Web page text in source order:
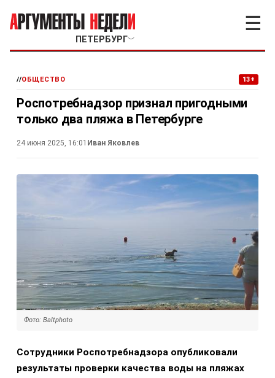
ПЕТЕРБУРГ﹀
☰
//ОБЩЕСТВО 13+
Роспотребнадзор признал пригодными
только два пляжа в Петербурге
24 июня 2025, 16:01 Иван Яковлев
Фото: Baltphoto
Сотрудники Роспотребнадзора опубликовали
результаты проверки качества воды на пляжах